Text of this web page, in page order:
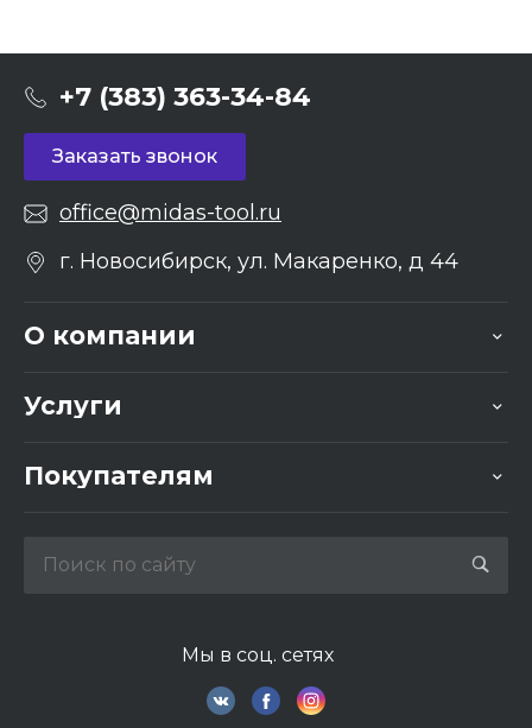
+7 (383) 363-34-84
Заказать звонок
office@midas-tool.ru
г. Новосибирск, ул. Макаренко, д 44
О компании
Услуги
Покупателям
Мы в соц. сетях